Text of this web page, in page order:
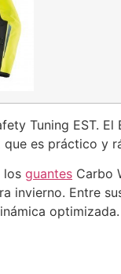
Tuning EST.
es práctico y
los guantes Carbo
invierno. Entre
optimizada.